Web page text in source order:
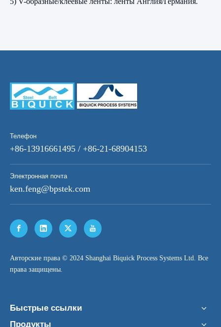
Телефон
+86-13916661495 / +86-21-68904153
Электронная почта
ken.feng@bpstek.com
​Авторские права © 2024 Shanghai Biquick Process Systems Ltd. Все
права защищены.
Быстрые ссылки
Продукты